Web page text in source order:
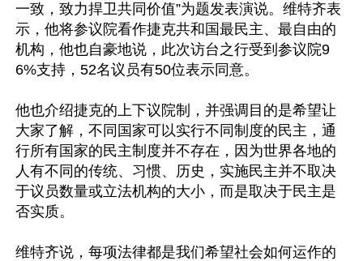
一致，致力捍卫共同价值”为题发表演说。维特齐表
示，他将参议院看作捷克共和国最民主、最自由的
机构，他也自豪地说，此次访台之行受到参议院9
6%支持，52名议员有50位表示同意。
他也介绍捷克的上下议院制，并强调目的是希望让
大家了解，不同国家可以实行不同制度的民主，通
行所有国家的民主制度并不存在，因为世界各地的
人有不同的传统、习惯、历史，实施民主并不取决
于议员数量或立法机构的大小，而是取决于民主是
否实质。
维特齐说，每项法律都是我们希望社会如何运作的